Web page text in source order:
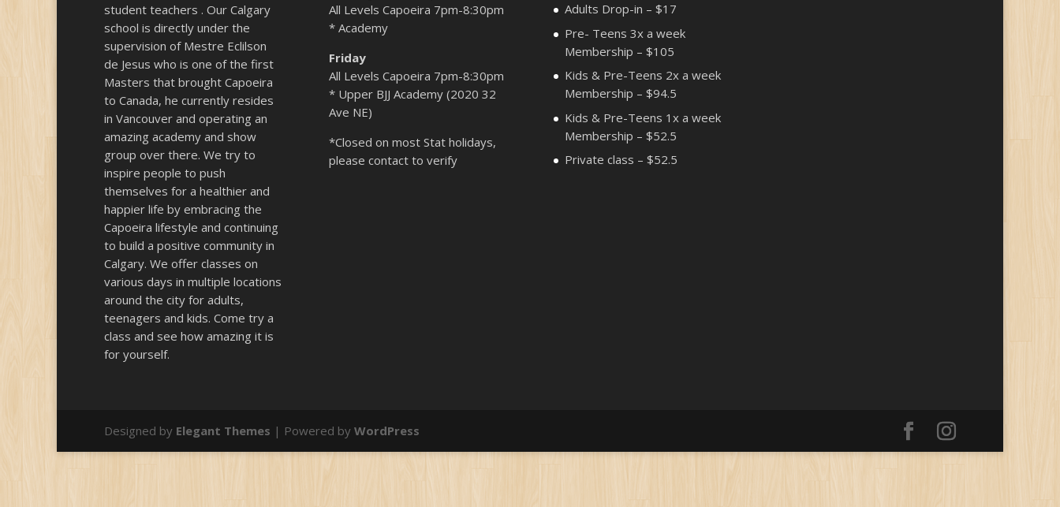
student teachers . Our Calgary
school is directly under the
supervision of Mestre Eclilson
de Jesus who is one of the first
Masters that brought Capoeira
to Canada, he currently resides
in Vancouver and operating an
amazing academy and show
group over there. We try to
inspire people to push
themselves for a healthier and
happier life by embracing the
Capoeira lifestyle and continuing
to build a positive community in
Calgary. We offer classes on
various days in multiple locations
around the city for adults,
teenagers and kids. Come try a
class and see how amazing it is
for yourself.
All Levels Capoeira 7pm-8:30pm
* Academy
Friday
All Levels Capoeira 7pm-8:30pm
* Upper BJJ Academy (2020 32
Ave NE)
*Closed on most Stat holidays,
please contact to verify
Adults Drop-in – $17
Pre- Teens 3x a week
Membership – $105
Kids & Pre-Teens 2x a week
Membership – $94.5
Kids & Pre-Teens 1x a week
Membership – $52.5
Private class – $52.5
Designed by Elegant Themes | Powered by WordPress